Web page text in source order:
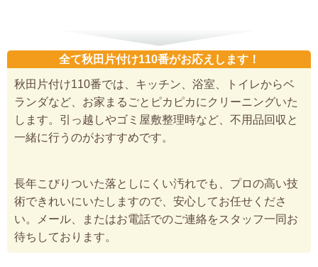
全て秋田片付け110番がお応えします！
秋田片付け110番では、キッチン、浴室、トイレからベ
ランダなど、お家まるごとピカピカにクリーニングいた
します。引っ越しやゴミ屋敷整理時など、不用品回収と
一緒に行うのがおすすめです。
長年こびりついた落としにくい汚れでも、プロの高い技
術できれいにいたしますので、安心してお任せくださ
い。メール、またはお電話でのご連絡をスタッフ一同お
待ちしております。